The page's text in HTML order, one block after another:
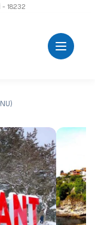
- 18232